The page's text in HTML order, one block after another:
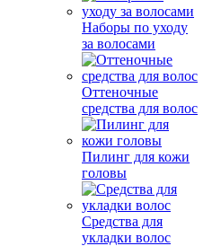
Наборы по уходу
за волосами
Оттеночные
средства для волос
Пилинг для кожи
головы
Средства для
укладки волос